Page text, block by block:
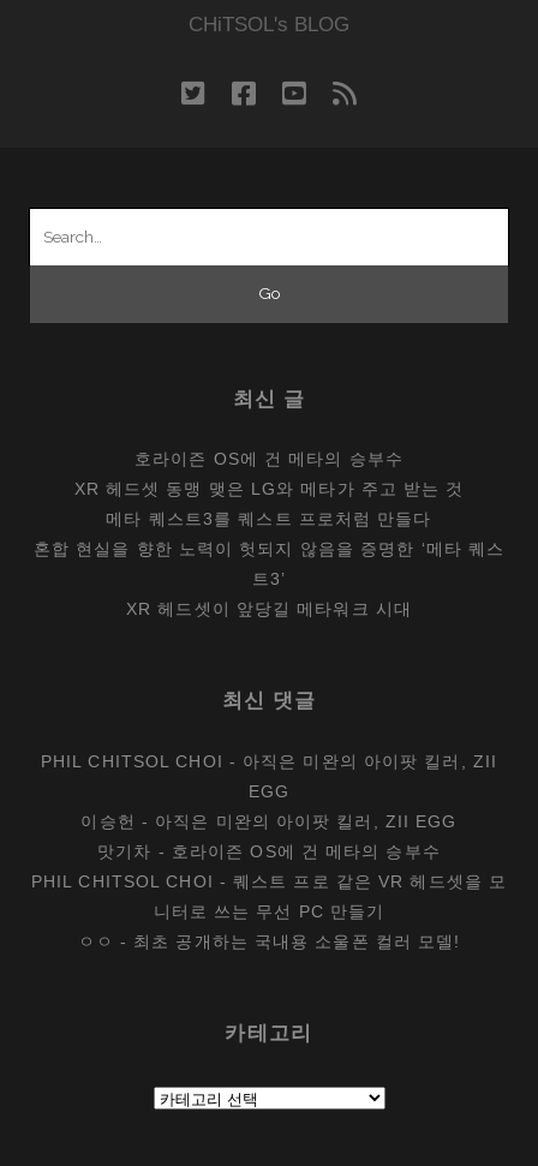
CHiTSOL's BLOG
twitterfacebook
youtube
rss
최신 글
호라이즌 OS에 건 메타의 승부수
XR 헤드셋 동맹 맺은 LG와 메타가 주고 받는 것
메타 퀘스트3를 퀘스트 프로처럼 만들다
혼합 현실을 향한 노력이 헛되지 않음을 증명한 ‘메타 퀘스
트3’
XR 헤드셋이 앞당길 메타워크 시대
최신 댓글
PHIL CHITSOL CHOI - 아직은 미완의 아이팟 킬러, ZII
EGG
이승헌 - 아직은 미완의 아이팟 킬러, ZII EGG
맛기차 - 호라이즌 OS에 건 메타의 승부수
PHIL CHITSOL CHOI -퀘스트 프로 같은 VR 헤드셋을 모
니터로 쓰는 무선 PC 만들기
ㅇㅇ - 최초 공개하는 국내용 소울폰 컬러 모델!
카테고리
테